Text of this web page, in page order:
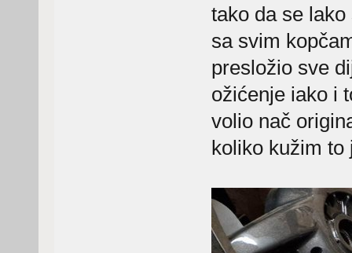
tako da se
sa svim
presložio sve
ožićenje iako i
volio nač
koliko kužim to